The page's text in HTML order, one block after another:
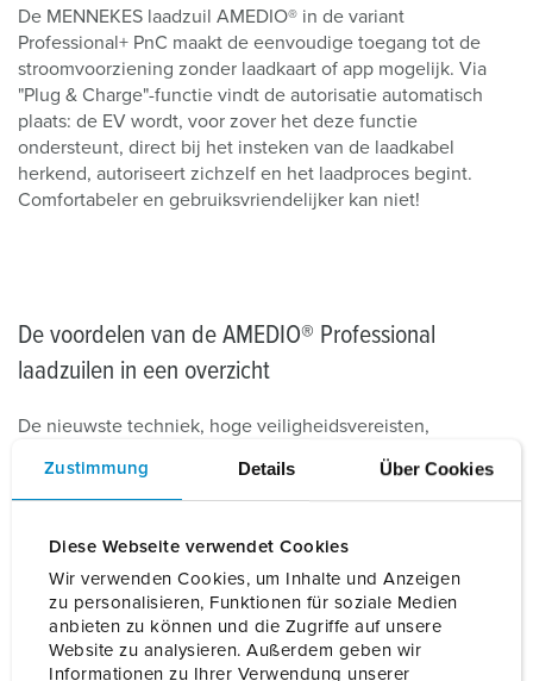
Zustimmung Details Über Cookies
Diese Webseite verwendet Cookies
Wir verwenden Cookies, um Inhalte und Anzeigen
zu personalisieren, Funktionen für soziale Medien
anbieten zu können und die Zugriffe auf unsere
Website zu analysieren. Außerdem geben wir
Informationen zu Ihrer Verwendung unserer
De MENNEKES laadzuil AMEDIO® in de variant
Professional+ PnC maakt de eenvoudige toegang tot de
stroomvoorziening zonder laadkaart of app mogelijk. Via
"Plug & Charge"-functie vindt de autorisatie automatisch
plaats: de EV wordt, voor zover het deze functie
ondersteunt, direct bij het insteken van de laadkabel
herkend, autoriseert zichzelf en het laadproces begint.
Comfortabeler en gebruiksvriendelijker kan niet!
De voordelen van de AMEDIO® Professional
laadzuilen in een overzicht
De nieuwste techniek, hoge veiligheidsvereisten,
gebaseerde afrekeningen, overzichtelijke
systeemmonitoring en dynamisch energiemanagement:
de laadzuilen, is voor u een omvangrijk totaalpakket voor
de op- en uitbouw van een toekomstbestendige,
intelligente laadinfrastructuur ter beschikking!